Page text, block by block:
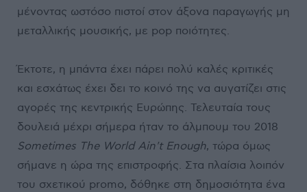
μένοντας ωστόσο πιστοί στον άξονα παραγωγής μη
μεταλλικής μουσικής, με pop ποιότητες.
Έκτοτε, η μπάντα έχει πάρει πολύ καλές κριτικές
και εσχάτως έχει δει το κοινό της να αυγατίζει στις
αγορές της κεντρικής Ευρώπης. Τελευταία τους
δουλειά μέχρι σήμερα ήταν το άλμπουμ του 2018
Sometimes Τhe World Ain't Enough, τώρα όμως
σήμανε η ώρα της επιστροφής. Στα πλαίσια λοιπόν
του σχετικού promo, δόθηκε στη δημοσιότητα ένα